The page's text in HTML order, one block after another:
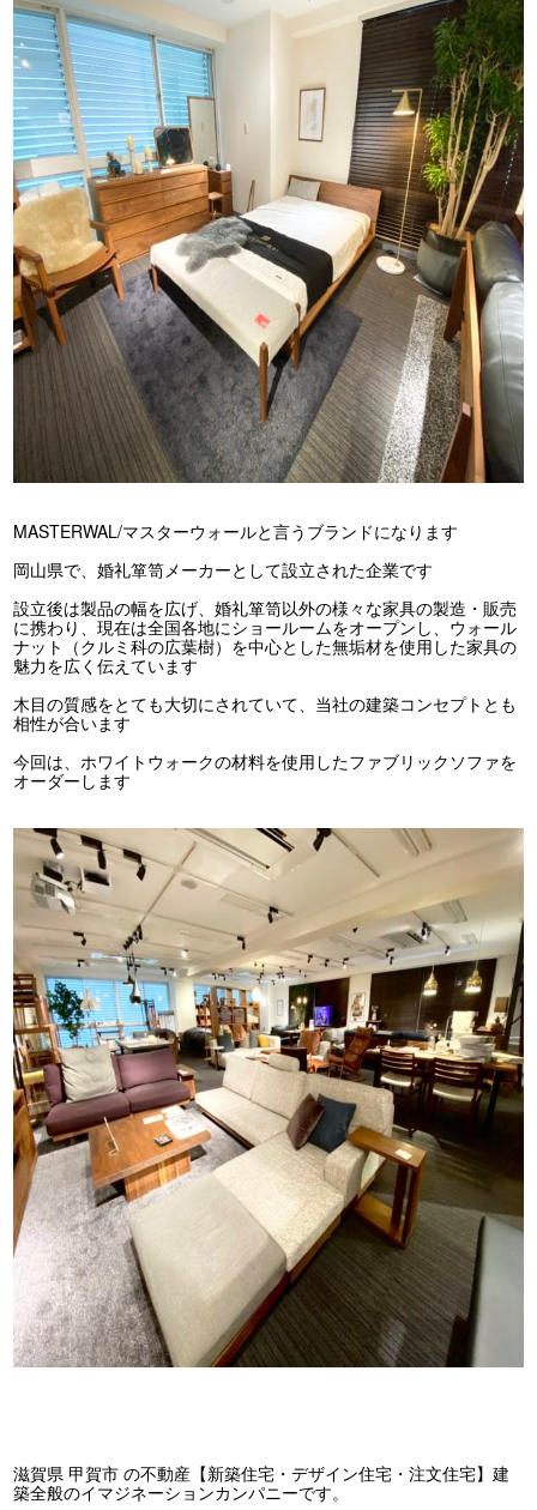
MASTERWAL/マスターウォールと言うブランドになります
岡山県で、婚礼箪笥メーカーとして設立された企業です
設立後は製品の幅を広げ、婚礼箪笥以外の様々な家具の製造・販売
に携わり、現在は全国各地にショールームをオープンし、ウォール
ナット（クルミ科の広葉樹）を中心とした無垢材を使用した家具の
魅力を広く伝えています
木目の質感をとても大切にされていて、当社の建築コンセプトとも
相性が合います
今回は、ホワイトウォークの材料を使用したファブリックソファを
オーダーします
滋賀県 甲賀市 の不動産【新築住宅・デザイン住宅・注文住宅】建
築全般のイマジネーションカンパニーです。